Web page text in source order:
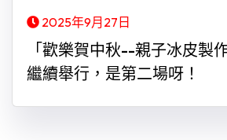
2025年9月27日
「歡樂賀中秋--親子冰皮製
繼續舉行，是第二場呀！